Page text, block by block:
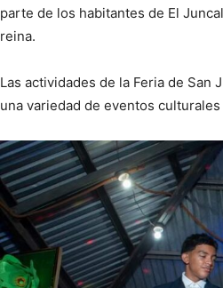
parte de los habitantes de El
reina.
Las actividades de la Feria de San
una variedad de eventos